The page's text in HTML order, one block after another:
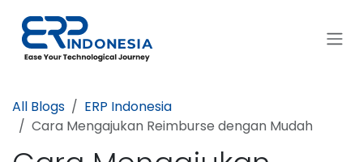
All Blogs
ERP Indonesia
Cara Mengajukan Reimburse dengan Mudah